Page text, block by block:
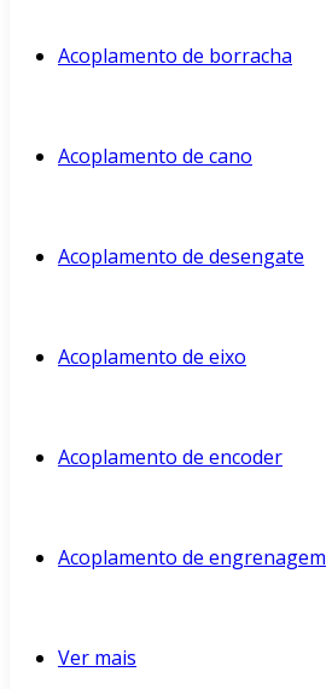
Acoplamento de borracha
Acoplamento de cano
Acoplamento de desengate
Acoplamento de eixo
Acoplamento de encoder
Acoplamento de engrenagem
Ver mais